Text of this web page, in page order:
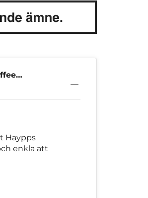
Haypps
enkla att